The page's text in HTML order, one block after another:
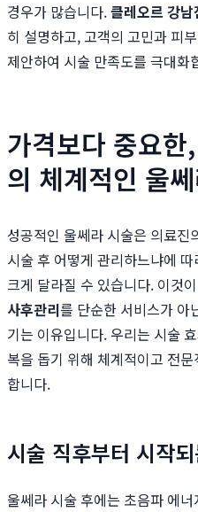
경우가 많습니다.클레오르 강남
히 설명하고, 고객의 고민과 피
제안하여 시술 만족도를 극대화
가격보다 중요
의 체계적인 울
성공적인 울쎄라 시술은 의료진
시술 후 어떻게 관리하느냐에
크게 달라질 수 있습니다. 이것
사후관리를 단순한 서비스가 아
기는 이유입니다. 우리는 시술
복을 돕기 위해 체계적이고 전
합니다.
시술 직후부터 시작
울쎄라 시술 후에는 초음파 에